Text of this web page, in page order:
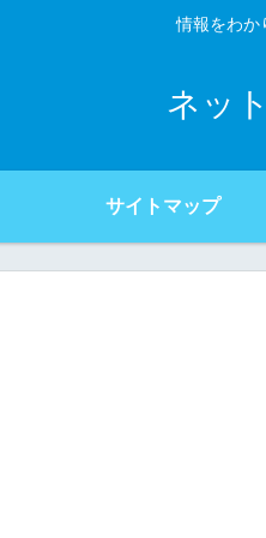
情報をわか
ネッ
サイトマップ